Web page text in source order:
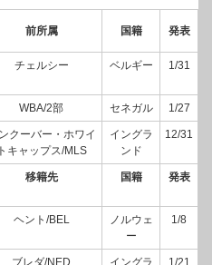
前所属 国籍 発表
チェルシー ベルギー 1/31
WBA/2部 セネガル 1/27
クーバー・ホワイ
トキャップス/MLS
イングラ
ンド
12/31
移籍先 国籍 発表
ヘント/BEL
ノルウェ
ー
1/8